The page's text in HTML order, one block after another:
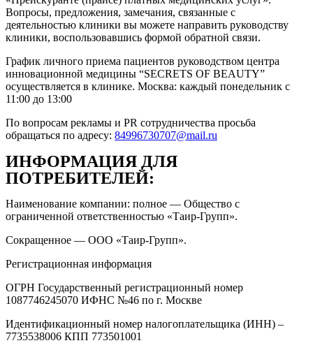
Вопросы, предложения, замечания, связанные с
деятельностью клиники вы можете направить руководству
клиники, воспользовавшись формой обратной связи.
График личного приема пациентов руководством центра
инновационной медицины “SECRETS OF BEAUTY”
осуществляется в клинике. Москва: каждый понедельник с
11:00 до 13:00
По вопросам рекламы и PR сотрудничества просьба
обращаться по адресу: 84996730707@mail.ru
ИНФОРМАЦИЯ ДЛЯ
ПОТРЕБИТЕЛЕЙ:
Наименование компании: полное — Общество с
ограниченной ответственностью «Таир-Групп».
Сокращенное — ООО «Таир-Групп».
Регистрационная информация
ОГРН Государственный регистрационный номер
1087746245070 ИФНС №46 по г. Москве
Идентификационный номер налогоплательщика (ИНН) –
7735538006 КПП 773501001